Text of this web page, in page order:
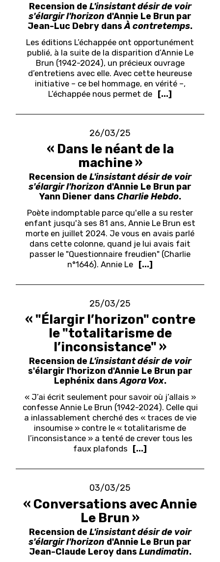
Recension deL'insistant désir de voir
s'élargir l'horizon d'Annie Le Brun par
Jean-Luc Debry dansÀ contretemps.
Les éditions L’échappée ont opportunément
publié, à la suite de la disparition d’Annie Le
Brun (1942-2024), un précieux ouvrage
d’entretiens avec elle. Avec cette heureuse
initiative – ce bel hommage, en vérité –,
L’échappée nous permet de [...]
26/03/25
« Dans le néant de la
machine »
Recension deL'insistant désir de voir
s'élargir l'horizon d'Annie Le Brun par
Yann Diener dans Charlie Hebdo.
Poète indomptable parce qu'elle a su rester
enfant jusqu'à ses 81 ans, Annie Le Brun est
morte en juillet 2024. Je vous en avais parlé
dans cette colonne, quand je lui avais fait
passer le "Questionnaire freudien" (Charlie
n°1646). Annie Le [...]
25/03/25
« "Élargir l’horizon" contre
le "totalitarisme de
l’inconsistance" »
Recension deL'insistant désir de voir
s'élargir l'horizon d'Annie Le Brun par
Lephénix dansAgora Vox.
« J’ai écrit seulement pour savoir où j’allais »
confesse Annie Le Brun (1942-2024). Celle qui
a inlassablement cherché des « traces de vie
insoumise » contre le « totalitarisme de
l’inconsistance » a tenté de crever tous les
faux plafonds
[...]
03/03/25
« Conversations avec Annie
Le Brun »
Recension deL'insistant désir de voir
s'élargir l'horizon d'Annie Le Brun par
Jean-Claude Leroy dans Lundimatin.